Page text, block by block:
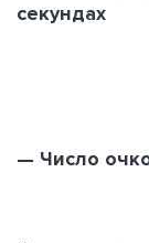
секундах
— Число